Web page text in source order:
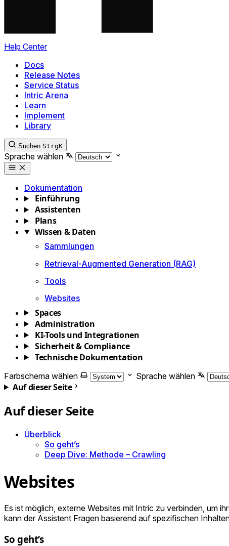
Help Center
Docs
Release Notes
Service Status
Intric Arena
Learn
Implement
Library
Suchen StrgK
Sprache wählen
Dokumentation
Einführung
Assistenten
Plans
Wissen & Daten
Sammlungen
Retrieval-Augmented Generation (RAG)
Tools
Websites
Spaces
Administration
KI-Tools und Integrationen
Sicherheit & Compliance
Technische Dokumentation
Farbschema wählen Sprache wählen
Auf dieser Seite
Auf dieser Seite
Überblick
So geht’s
Deep Dive: Methode – Crawling
Websites
Es ist möglich, externe Websites mit Intric zu verbinden, um
kann der Assistent Fragen basierend auf spezifischen
So geht’s